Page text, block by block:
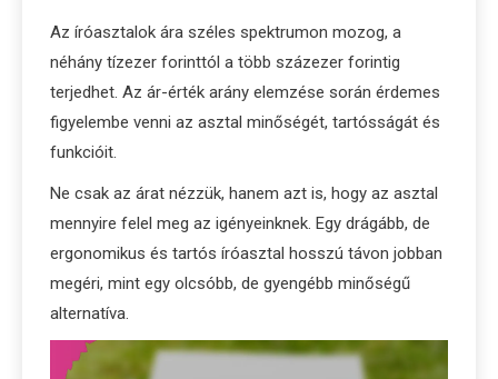
Az íróasztalok ára széles spektrumon mozog, a
néhány tízezer forinttól a több százezer forintig
terjedhet. Az ár-érték arány elemzése során érdemes
figyelembe venni az asztal minőségét, tartósságát és
funkcióit.
Ne csak az árat nézzük, hanem azt is, hogy az asztal
mennyire felel meg az igényeinknek. Egy drágább, de
ergonomikus és tartós íróasztal hosszú távon jobban
megéri, mint egy olcsóbb, de gyengébb minőségű
alternatíva.